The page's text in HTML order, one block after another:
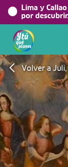
Lima y
por descubrir.
Volver a Juli,